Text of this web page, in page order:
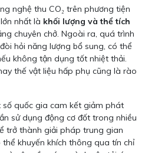
nghệ thu CO₂ trên phương tiện
nhất là khối lượng và thể tích
chuyên chở. Ngoài ra, quá trình
hỏi năng lượng bổ sung, có thể
không tận dụng tốt nhiệt thải.
thế vật liệu hấp phụ cũng là rào
số quốc gia cam kết giảm phát
sử dụng động cơ đốt trong nhiều
trở thành giải pháp trung gian
khuyến khích thông qua tín chỉ